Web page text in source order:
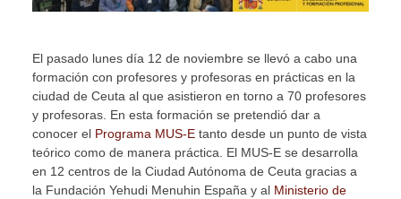
El pasado lunes día 12 de noviembre se llevó a cabo una
formación con profesores y profesoras en prácticas en la
ciudad de Ceuta al que asistieron en torno a 70 profesores
y profesoras. En esta formación se pretendió dar a
conocer el Programa MUS-Etanto desde un punto de vista
teórico como de manera práctica. El MUS-E se desarrolla
en 12 centros de la Ciudad Autónoma de Ceuta gracias a
la Fundación Yehudi Menuhin España y al Ministerio de